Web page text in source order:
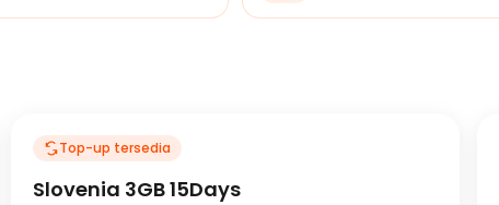
Top-up tersedia
Slovenia 3GB 15Days